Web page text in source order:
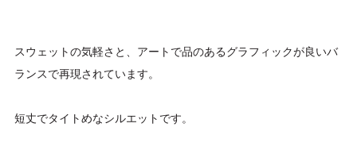
スウェットの気軽さと、アートで品のあるグラフィックが良いバ
ランスで再現されています。
短丈でタイトめなシルエットです。